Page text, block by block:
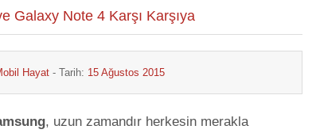
Galaxy Note 4 Karşı Karşıya
Hayat - Tarih: 15 Ağustos 2015
, uzun zamandır herkesin merakla